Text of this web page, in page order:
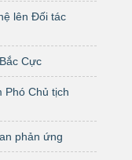
lên Đối tác
Cực
Phó Chủ tịch
phản ứng